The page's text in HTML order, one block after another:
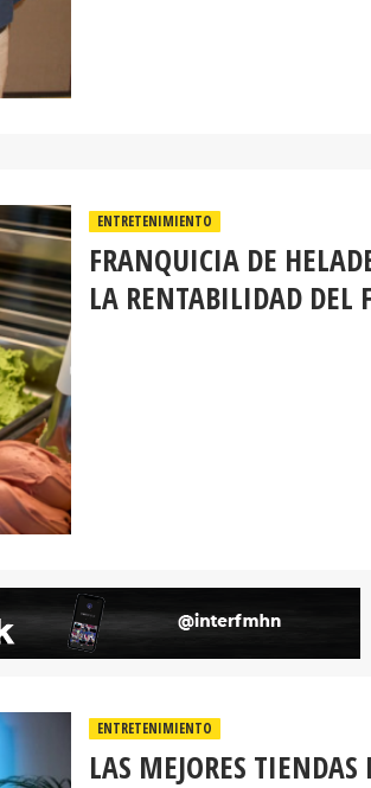
ENTRETENIMIENTO
FRANQUICIA DE
LA RENTABILIDAD DEL
ENTRETENIMIENTO
LAS MEJORES TIENDAS